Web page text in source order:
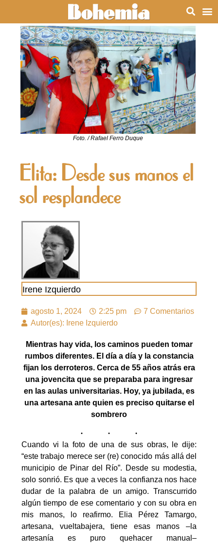
Foto. / Rafael Ferro Duque
Elita: Desde sus manos el
sol resplandece
Irene Izquierdo
agosto 1, 2024 2:25 pm
7 Comentarios
Autor(es): Irene Izquierdo
Mientras hay vida, los caminos pueden tomar
rumbos diferentes. El día a día y la constancia
fijan los derroteros. Cerca de 55 años atrás era
una jovencita que se preparaba para ingresar
en las aulas universitarias. Hoy, ya jubilada, es
una artesana ante quien es preciso quitarse el
sombrero
Cuando vi la foto de una de sus obras, le dije:
“este trabajo merece ser (re) conocido más allá del
municipio de Pinar del Río”. Desde su modestia,
solo sonrió. Es que a veces la confianza nos hace
dudar de la palabra de un amigo. Transcurrido
algún tiempo de ese comentario y con su obra en
mis manos, lo reafirmo. Elia Pérez Tamargo,
artesana, vueltabajera, tiene esas manos –la
artesanía es puro quehacer manual–